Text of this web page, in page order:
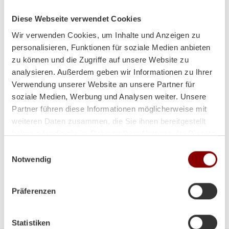
Diese Webseite verwendet Cookies
Wir verwenden Cookies, um Inhalte und Anzeigen zu
personalisieren, Funktionen für soziale Medien anbieten
zu können und die Zugriffe auf unsere Website zu
analysieren. Außerdem geben wir Informationen zu Ihrer
Verwendung unserer Website an unsere Partner für
soziale Medien, Werbung und Analysen weiter. Unsere
Partner führen diese Informationen möglicherweise mit
weiteren Daten zusammen, die Sie ihnen bereitgestellt
haben oder die sie im Rahmen Ihrer Nutzung der Dienste
Notwendig
Präferenzen
Statistiken
Mo-Di:8:00-12:00 Uhr / 14:00-18:00 Uhr
Mi:8:00 - 12:00 Uhr
Do-Fr:8:00-12:00 Uhr / 14:00-18:00 Uhr
Sa: 9:00 - 12:00 Uhr
Google Map zu sehen